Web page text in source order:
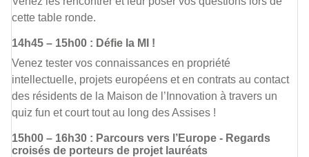
cette table ronde.
14h45 – 15h00 : Défie la MI !
Venez tester vos connaissances en propriété
intellectuelle, projets européens et en contrats au contact
des résidents de la Maison de l’Innovation à travers un
quiz fun et court tout au long des Assises !
15h00 – 16h30 : Parcours vers l’Europe - Regards
croisés de porteurs de projet lauréats